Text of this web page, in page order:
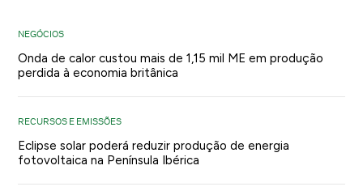
NEGÓCIOS
Onda de calor custou mais de 1,15 mil ME em produção
perdida à economia britânica
RECURSOS E EMISSÕES
Eclipse solar poderá reduzir produção de energia
fotovoltaica na Península Ibérica